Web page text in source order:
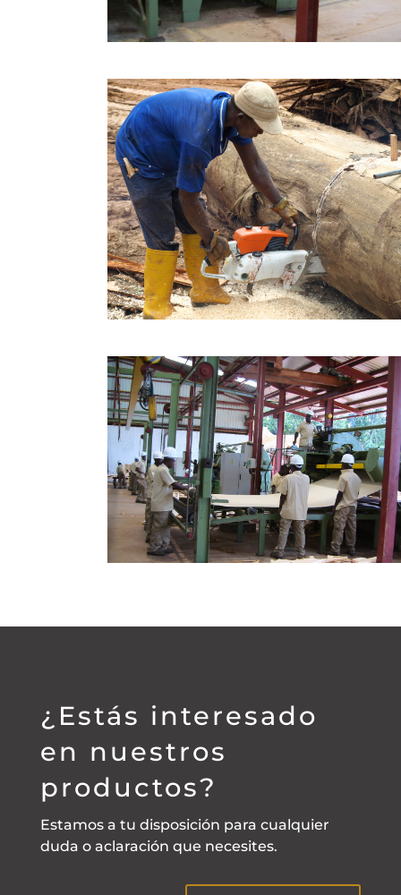
¿Estás interesado
en nuestros
productos?
Estamos a tu disposición para cualquier
duda o aclaración que necesites.